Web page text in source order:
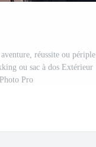
réussite ou périple
ou sac à dos Extérieur
Pro